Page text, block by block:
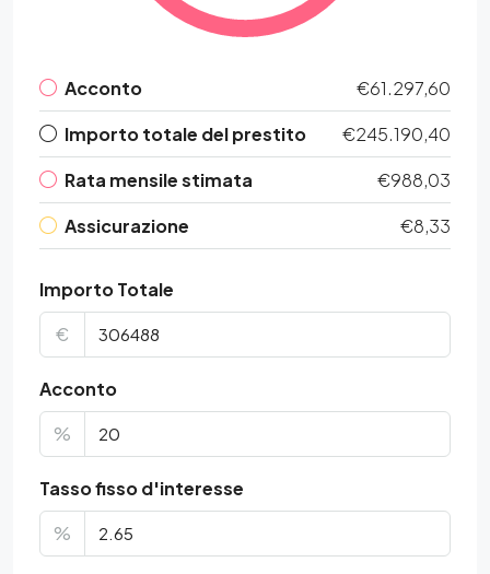
Acconto
€61.297,60
Importo totale del prestito
€245.190,40
Rata mensile stimata
€988,03
Assicurazione
€8,33
Importo Totale
€
Acconto
%
Tasso fisso d'interesse
%